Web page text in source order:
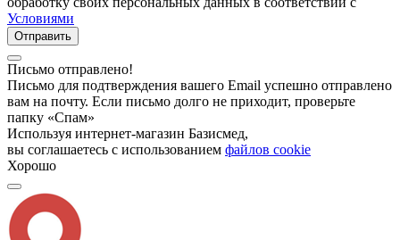
Условиями
Отправить
Письмо отправлено!
Письмо для подтверждения вашего Email успешно отправлено
вам на почту. Если письмо долго не приходит, проверьте
папку «Спам»
Используя интернет-магазин Базисмед,
вы соглашаетесь с использованием файлов cookie
Хорошо